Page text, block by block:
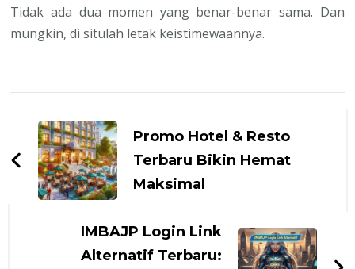
Tidak ada dua momen yang benar-benar sama. Dan
mungkin, di situlah letak keistimewaannya.
Artikel
Promo Hotel & Resto
Terbaru Bikin Hemat
Maksimal
IMBAJP Login Link
Alternatif Terbaru: